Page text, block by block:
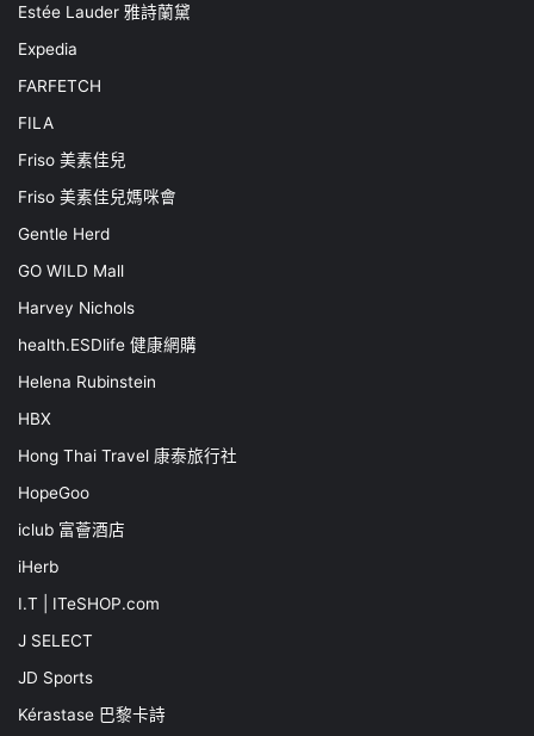
Estée Lauder 雅詩蘭黛
Expedia
FARFETCH
FILA
Friso 美素佳兒
Friso 美素佳兒媽咪會
Gentle Herd
GO WILD Mall
Harvey Nichols
health.ESDlife 健康網購
Helena Rubinstein
HBX
Hong Thai Travel 康泰旅行社
HopeGoo
iclub 富薈酒店
iHerb
I.T | ITeSHOP.com
J SELECT
JD Sports
Kérastase 巴黎卡詩